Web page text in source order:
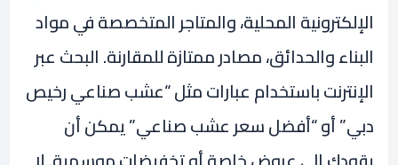
الإلكترونية المحلية، والمتاجر المتخصصة في مواد
البناء والحدائق، مصادر ممتازة للمقارنة. البحث عبر
الإنترنت باستخدام عبارات مثل “عشب صناعي رخيص
دبي” أو “أفضل سعر عشب صناعي” يمكن أن